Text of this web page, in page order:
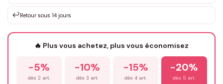
Votre texte / idée*
Prénom*
↩️Retour sous 14 jours
🔥 Plus vous achetez, plus vous économisez
-5%
dès 2 art.
-10%
dès 3 art.
-15%
dès 4 art.
-20%
dès 5 art.